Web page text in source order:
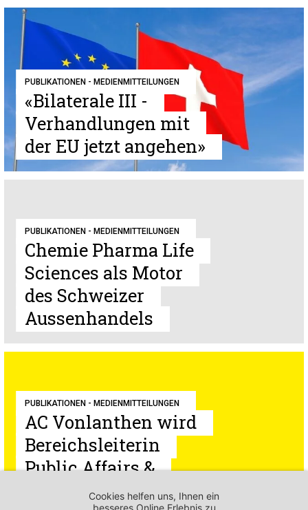
PUBLIKATIONEN - MEDIENMITTEILUNGEN
«Bilaterale III -
Verhandlungen mit
der EU jetzt angehen»
PUBLIKATIONEN - MEDIENMITTEILUNGEN
Chemie Pharma Life
Sciences als Motor
des Schweizer
Aussenhandels
PUBLIKATIONEN - MEDIENMITTEILUNGEN
AC Vonlanthen wird
Bereichsleiterin
Public Affairs &
Kommunikation